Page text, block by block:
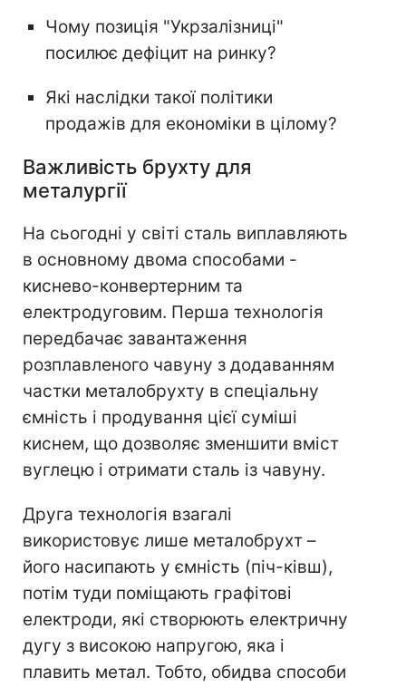
Чому позиція "Укрзалізниці"
посилює дефіцит на ринку?
Які наслідки такої політики
продажів для економіки в цілому?
Важливість брухту для
металургії
На сьогодні у світі сталь виплавляють
в основному двома способами -
киснево-конвертерним та
електродуговим. Перша технологія
передбачає завантаження
розплавленого чавуну з додаванням
частки металобрухту в спеціальну
ємність і продування цієї суміші
киснем, що дозволяє зменшити вміст
вуглецю і отримати сталь із чавуну.
Друга технологія взагалі
використовує лише металобрухт –
його насипають у ємність (піч-ківш),
потім туди поміщають графітові
електроди, які створюють електричну
дугу з високою напругою, яка і
плавить метал. Тобто, обидва способи